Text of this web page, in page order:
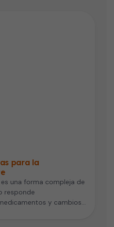
para la
una forma compleja de
responde
y cambios…